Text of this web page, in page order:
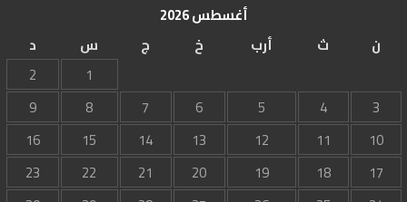
أغسطس 2026
ن
ث أرب خ ج س
د
1
2
3
4
5
6
7
8
9
10
11
12
13
14
15
16
17
18
19
20
21
22
23